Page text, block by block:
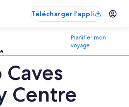
Télécharger l’appli
Planifier mon
voyage
Centre